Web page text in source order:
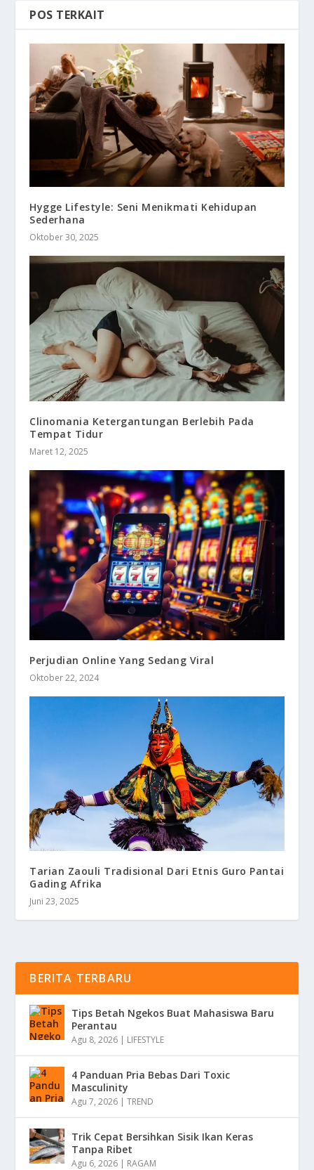
POS TERKAIT
Hygge Lifestyle: Seni Menikmati Kehidupan
Sederhana
Oktober 30, 2025
Clinomania Ketergantungan Berlebih Pada
Tempat Tidur
Maret 12, 2025
Perjudian Online Yang Sedang Viral
Oktober 22, 2024
Tarian Zaouli Tradisional Dari Etnis Guro Pantai
Gading Afrika
Juni 23, 2025
BERITA TERBARU
Tips Betah Ngekos Buat Mahasiswa Baru
Perantau
Agu 8, 2026 | LIFESTYLE
4 Panduan Pria Bebas Dari Toxic
Masculinity
Agu 7, 2026 |TREND
Trik Cepat Bersihkan Sisik Ikan Keras
Tanpa Ribet
Agu 6, 2026 | RAGAM